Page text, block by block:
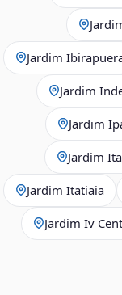
Jardim
Jardim
Jardim
Jardim
Jardim Itatiaia
Jardim Iv